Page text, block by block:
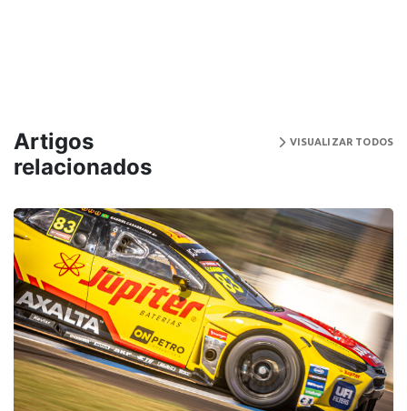
Artigos
relacionados
VISUALIZAR TODOS